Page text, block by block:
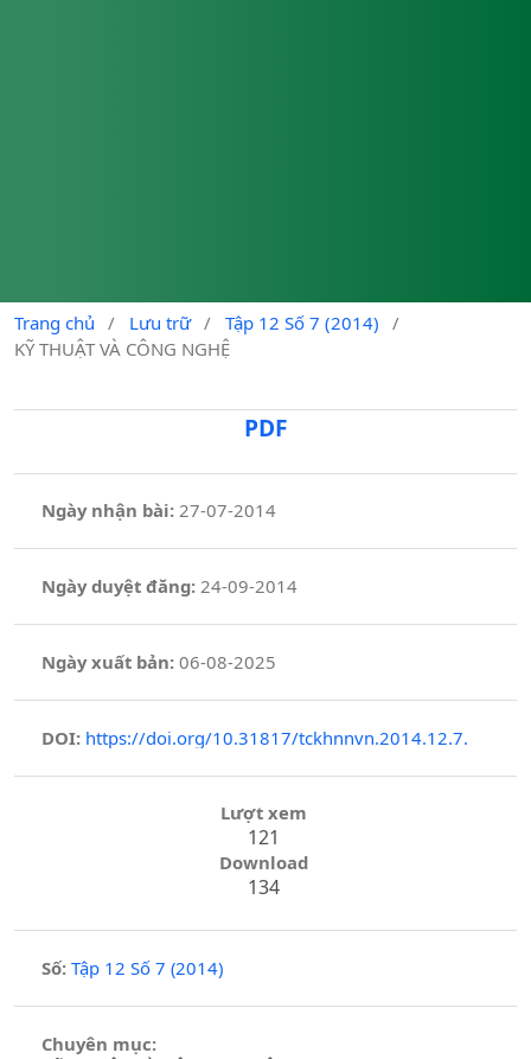
Trang chủ / Lưu trữ / Tập 12 Số 7 (2014)
/
KỸ THUẬT VÀ CÔNG NGHỆ
PDF
Ngày nhận bài: 27-07-2014
Ngày duyệt đăng:24-09-2014
Ngày xuất bản: 06-08-2025
DOI: https://doi.org/10.31817/tckhnnvn.2014.12.7.
Lượt xem
121
Download
134
Số: Tập 12 Số 7 (2014)
Chuyên mục: